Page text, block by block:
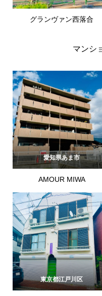
グランヴァン西落合
マンシ
愛知県あま市
AMOUR MIWA
東京都江戸川区